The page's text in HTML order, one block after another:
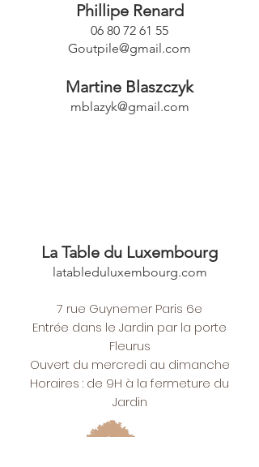
Phillipe Renard
06 80 72 61 55
Goutpile@gmail.com
Martine Blaszczyk
mblazyk@gmail.com
La Table du Luxembourg
latableduluxembourg.com
7 rue Guynemer Paris 6e
Entrée dans le Jardin par la porte
Fleurus
Ouvert du mercredi au dimanche
Horaires : de 9H à la fermeture du
Jardin